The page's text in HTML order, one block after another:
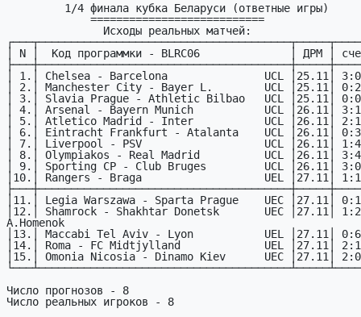
│ N │  Код пpогpаммки - BLRC06              │ ДPМ │
│ 1.│ Chelsea - Barcelona               UCL │25.11│
│ 2.│ Manchester City - Bayer L.        UCL │25.11│
│ 3.│ Slavia Prague - Athletic Bilbao   UCL │25.11│
│ 4.│ Arsenal - Bayern Munich           UCL │26.11│
│ 5.│ Atletico Madrid - Inter           UCL │26.11│
│ 6.│ Eintracht Frankfurt - Atalanta    UCL │26.11│
│ 7.│ Liverpool - PSV                   UCL │26.11│
│ 8.│ Olympiakos - Real Madrid          UCL │26.11│
│ 9.│ Sporting CP - Club Bruges         UCL │26.11│
│10.│ Rangers - Braga                   UEL │27.11│
│11.│ Legia Warszawa - Sparta Prague    UEC │27.11│
│12.│ Shamrock - Shakhtar Donetsk       UEC │27.11│
A.Homenok
│13.│ Maccabi Tel Aviv - Lyon           UEL │27.11│
│14.│ Roma - FC Midtjylland             UEL │27.11│
│15.│ Omonia Nicosia - Dinamo Kiev      UEC │27.11│
Число прогнозов - 8
Число реальных игроков - 8